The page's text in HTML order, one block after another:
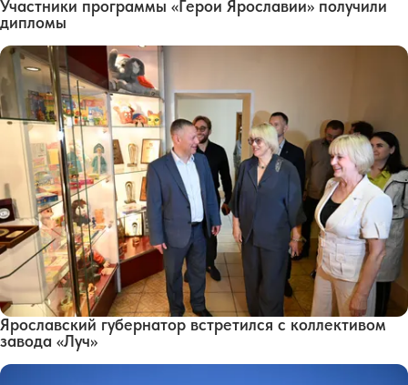
Участники программы «Герои Ярославии» получили
дипломы
Ярославский губернатор встретился с коллективом
завода «Луч»